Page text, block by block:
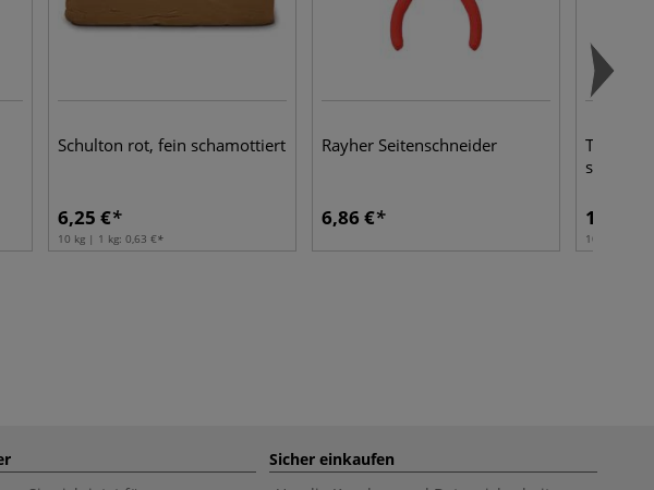
Schulton rot, fein schamottiert
6,25 €
10 kg | 1 kg: 0,63 €
Rayher Seitenschneider
6,86 € 18,66 €
10 kg | 1 kg:
Sicher einkaufen